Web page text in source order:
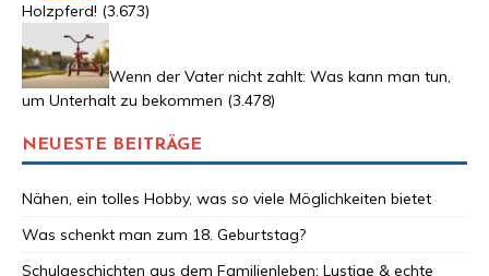
Holzpferd! (3.673)
Wenn der Vater nicht zahlt: Was kann man tun,
um Unterhalt zu bekommen (3.478)
NEUESTE BEITRÄGE
Nähen, ein tolles Hobby, was so viele Möglichkeiten bietet
Was schenkt man zum 18. Geburtstag?
Schulgeschichten aus dem Familienleben: Lustige & echte